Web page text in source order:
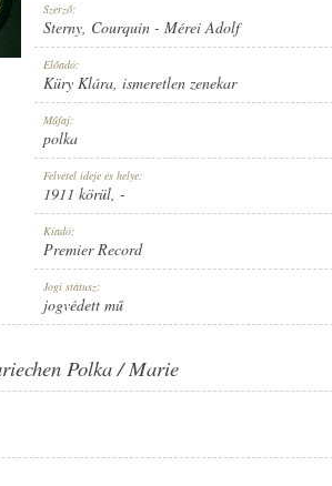
KÖRÜL
Szerző:
Sterny, Courquin - Mérei Adolf
Előadó:
Küry Klára, ismeretlen zenekar
Műfaj:
polka
Felvétel ideje és helye:
1911 körül, -
Kiadó:
Premier Record
Jogi státusz:
jogvédett mű
Polka / Marie